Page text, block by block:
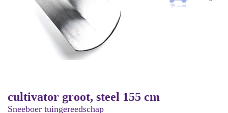
cultivator groot, steel 155 cm
Sneeboer tuingereedschap